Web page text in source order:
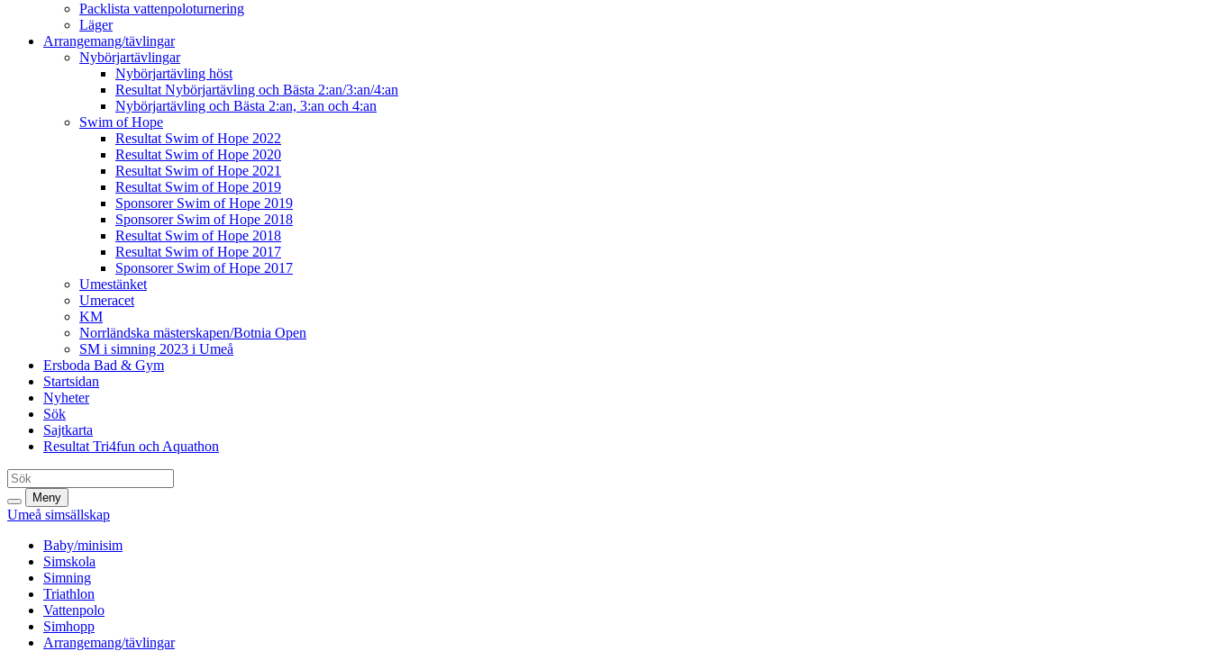
Packlista vattenpoloturnering
Läger
Arrangemang/tävlingar
Nybörjartävlingar
Nybörjartävling höst
Resultat Nybörjartävling och Bästa 2:an/3:an/4:an
Nybörjartävling och Bästa 2:an, 3:an och 4:an
Swim of Hope
Resultat Swim of Hope 2022
Resultat Swim of Hope 2020
Resultat Swim of Hope 2021
Resultat Swim of Hope 2019
Sponsorer Swim of Hope 2019
Sponsorer Swim of Hope 2018
Resultat Swim of Hope 2018
Resultat Swim of Hope 2017
Sponsorer Swim of Hope 2017
Umestänket
Umeracet
KM
Norrländska mästerskapen/Botnia Open
SM i simning 2023 i Umeå
Ersboda Bad & Gym
Startsidan
Nyheter
Sök
Sajtkarta
Resultat Tri4fun och Aquathon
Meny
Umeå simsällskap
Baby/minisim
Simskola
Simning
Triathlon
Vattenpolo
Simhopp
Arrangemang/tävlingar